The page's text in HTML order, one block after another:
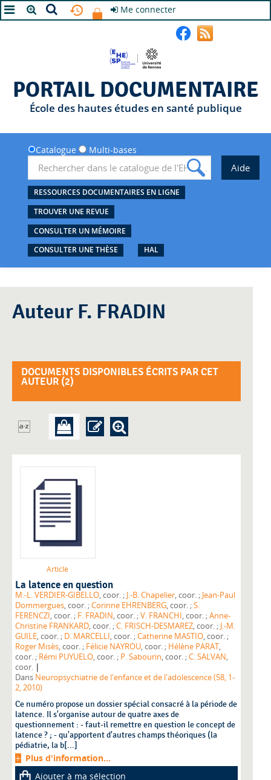
Me connecter
PORTAIL DOCUMENTAIRE
École des hautes études en santé publique
Catalogue Multi-bases
RESSOURCES DOCUMENTAIRES EN LIGNE
TROUVER UNE REVUE
CONSULTER UN MÉMOIRE
CONSULTER UNE THÈSE
HAL
Auteur F. FRADIN
DOCUMENTS DISPONIBLES ÉCRITS PAR CET
AUTEUR (2)
Article
La latence en question
M.-L. VERDIER-GIBELLO , coor. ; J.-B. Chapelier , coor. ; Jean-Paul
Dommergues
, coor. ;Corinne EHRENBERG , coor. ;S.
FERENCZI
, coor. ; F. FRADIN , coor. ;V. FRANCHI , coor. ;Anne-
Christine FRANKARD
, coor. ;C. FRISCH-DESMAREZ , coor. ; J.-M.
GUILE
, coor. ; D. MARCELLI , coor. ;Catherine MASTIO
, coor. ;
Roger Misès
, coor. ; Félicie NAYROU , coor. ; Hélène PARAT,
coor. ; Rémi PUYUELO , coor. ; P. Sabourin , coor. ;C. SALVAN,
coor. |
Dans Neuropsychiatrie de l'enfance et de l'adolescence (58, 1-
2, 2010)
Ce numéro propose un dossier spécial consacré à la période de
latence. Il s'organise autour de quatre axes de
questionnement : - faut-il remettre en question le concept de
latence ? ; - qu'apportent d'autres champs théoriques (la
pédiatrie, la b[...]
Plus d'information...
Ajouter à ma sélection